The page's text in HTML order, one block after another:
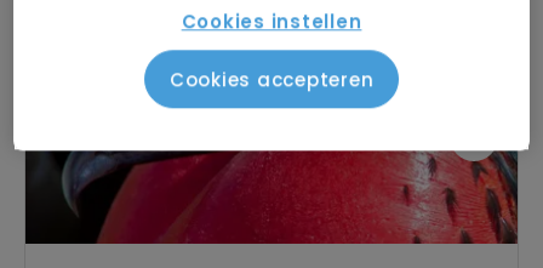
Cookies instellen
Cookies accepteren